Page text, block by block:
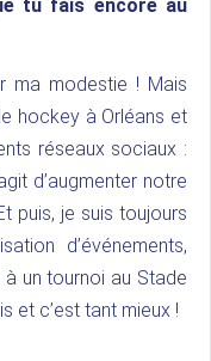
tu fais encore au
ma modestie ! Mais
hockey à Orléans et
réseaux sociaux :
d’augmenter notre
puis, je suis toujours
d’événements,
un tournoi au Stade
et c’est tant mieux !